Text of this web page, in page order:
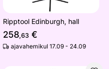
Ripptool Edinburgh, hall
258,63 €
ajavahemikul 17.09 - 24.09